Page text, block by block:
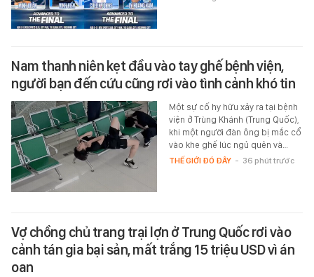
Nam thanh niên kẹt đầu vào tay ghế bệnh viện,
người bạn đến cứu cũng rơi vào tình cảnh khó tin
Một sự cố hy hữu xảy ra tại bệnh
viện ở Trùng Khánh (Trung Quốc),
khi một người đàn ông bị mắc cổ
vào khe ghế lúc ngủ quên và…
THẾ GIỚI ĐÓ ĐÂY - 36 phút trước
Vợ chồng chủ trang trại lợn ở Trung Quốc rơi vào
cảnh tán gia bại sản, mất trắng 15 triệu USD vì án
oan